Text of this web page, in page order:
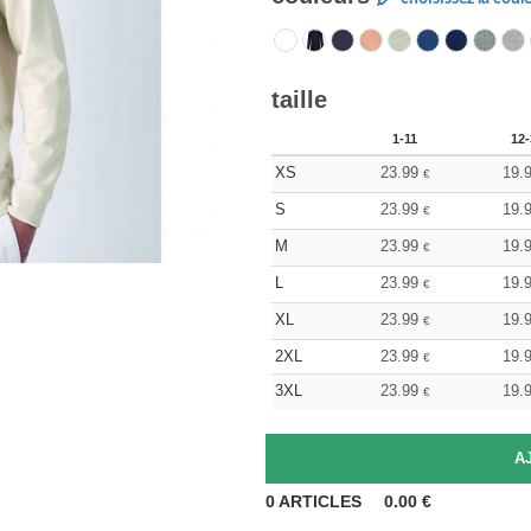
taille
1-11
XS 23.99 €
S 23.99 €
M 23.99 €
L 23.99 €
XL 23.99 €
2XL 23.99 €
3XL
23.99 €
0ARTICLES 0.00 €